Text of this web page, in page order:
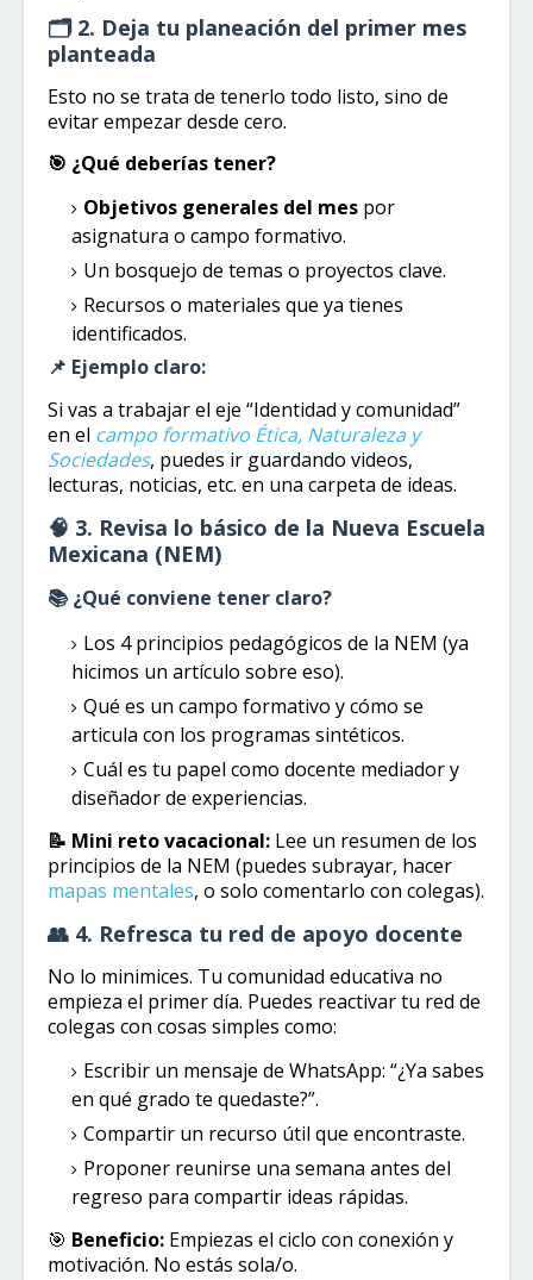
🗂️ 2. Deja tu planeación del primer mes
planteada
Esto no se trata de tenerlo todo listo, sino de
evitar empezar desde cero.
🎯 ¿Qué deberías tener?
Objetivos generales del mes por
asignatura o campo formativo.
Un bosquejo de temas o proyectos clave.
Recursos o materiales que ya tienes
identificados.
📌 Ejemplo claro:
Si vas a trabajar el eje “Identidad y comunidad”
en el campo formativo Ética, Naturaleza y
Sociedades, puedes ir guardando videos,
lecturas, noticias, etc. en una carpeta de ideas.
🧠 3. Revisa lo básico de la Nueva Escuela
Mexicana (NEM)
📚 ¿Qué conviene tener claro?
Los 4 principios pedagógicos de la NEM (ya
hicimos un artículo sobre eso).
Qué es un campo formativo y cómo se
articula con los programas sintéticos.
Cuál es tu papel como docente mediador y
diseñador de experiencias.
📝 Mini reto vacacional: Lee un resumen de los
principios de la NEM (puedes subrayar, hacer
mapas mentales, o solo comentarlo con colegas).
👥 4. Refresca tu red de apoyo docente
No lo minimices. Tu comunidad educativa no
empieza el primer día. Puedes reactivar tu red de
colegas con cosas simples como:
Escribir un mensaje de WhatsApp: “¿Ya sabes
en qué grado te quedaste?”.
Compartir un recurso útil que encontraste.
Proponer reunirse una semana antes del
regreso para compartir ideas rápidas.
🎯 Beneficio: Empiezas el ciclo con conexión y
motivación. No estás sola/o.